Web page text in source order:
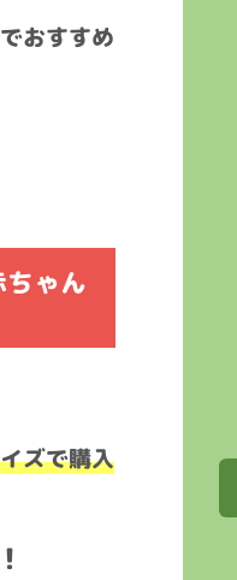
おすすめ
ゃん
ズで購入